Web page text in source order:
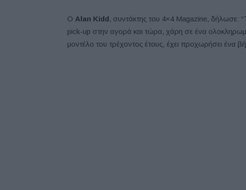
Ο Alan Kidd, συντάκτης του 4×4 Magazine, δήλωσε:
pick-up στην αγορά και τώρα, χάρη σε ένα
μοντέλο του τρέχοντος έτους, έχει προχωρήσει ένα